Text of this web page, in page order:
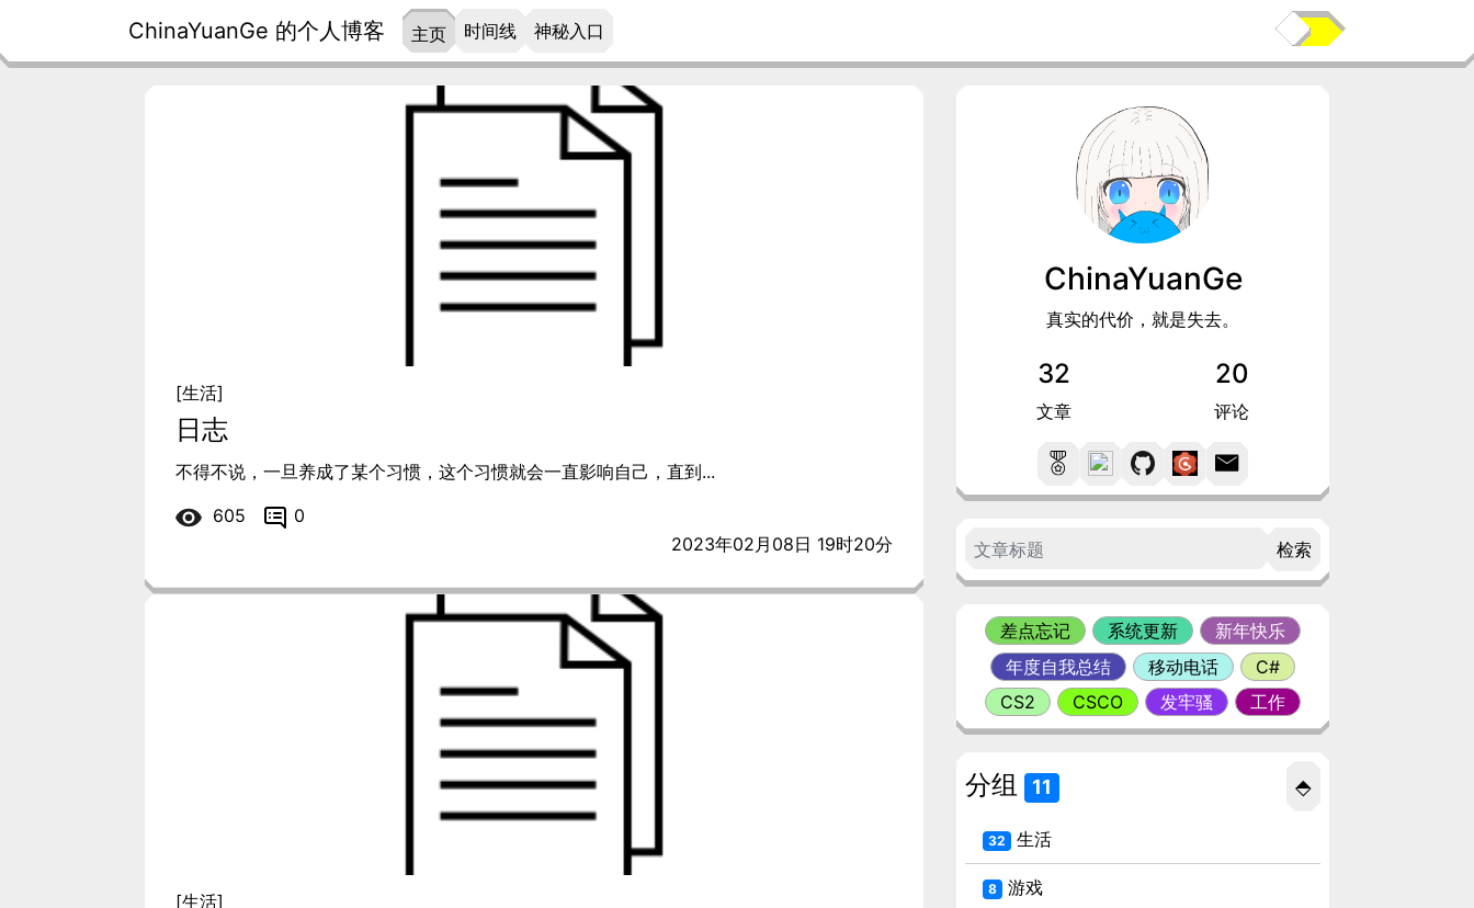
ChinaYuanGe 的个人博客 主页 时间线 神秘入口
[生活]
日志
不得不说，一旦养成了某个习惯，这个习惯就会一直影响自己，直到...
605
0
2023年02月08日 19时20分
[生活]
ChinaYuanGe
真实的代价，就是失去。
32
文章
20
评论
检索
差点忘记 系统更新
新年快乐
年度自我总结
移动电话
C#
CS2
CSCO 发牢骚 工作
分组 11 ⬘
32 生活
8 游戏